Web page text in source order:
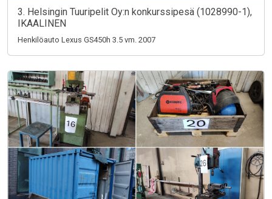
3. Helsingin Tuuripelit Oy:n konkurssipesä (1028990-1),
IKAALINEN
Henkilöauto Lexus GS450h 3.5 vm. 2007